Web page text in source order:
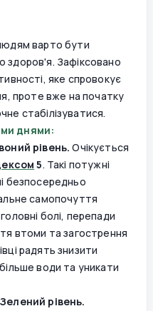
варто бути
здоров'я. Зафіксовано
яке спровокує
проте вже на початку
стабілізуватися.
днями:
рівень. Очікується
5. Такі потужні
безпосередньо
самопочуття
болі, перепади
втоми та загострення
радять знизити
води та уникати
рівень.